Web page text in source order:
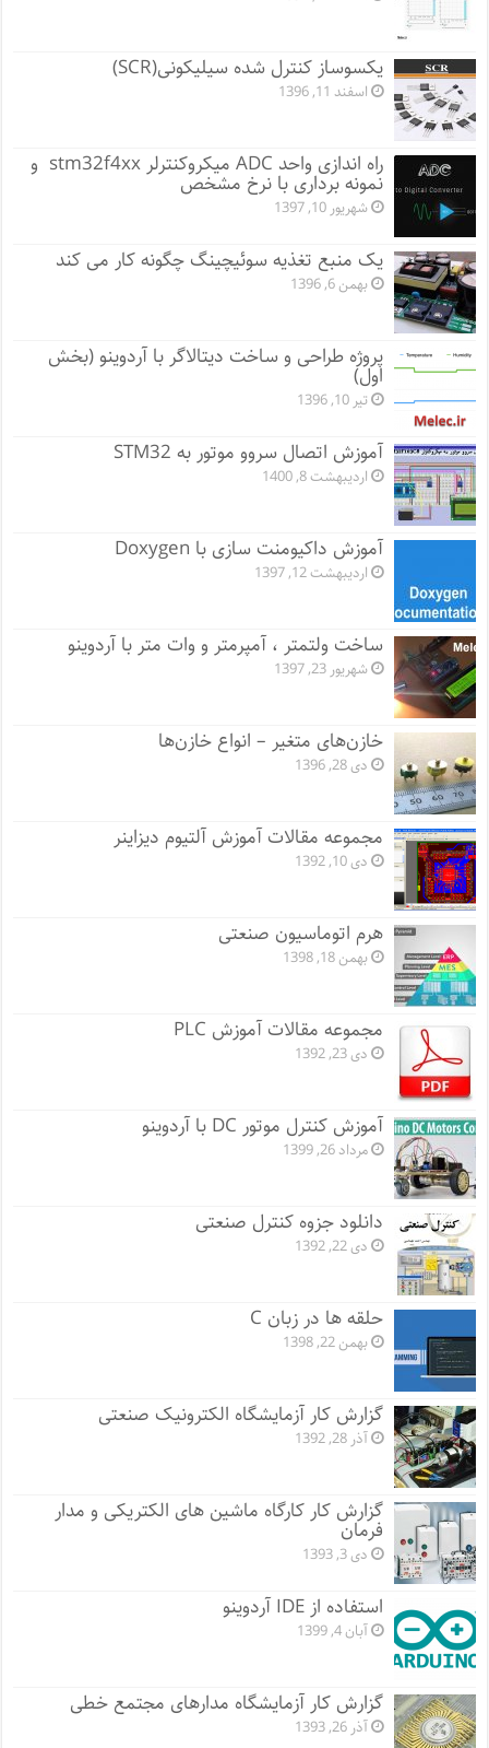
یکسوساز کنترل شده سیلیکونی(SCR)
اسفند 11, 1396
راه اندازی واحد ADC میکروکنترلر stm32f4xx و
نمونه برداری با نرخ مشخص
شهریور 10, 1397
یک منبع تغذیه سوئیچینگ چگونه کار می کند
بهمن 6, 1396
پروژه طراحی و ساخت دیتالاگر با آردوینو (بخش
اول)
تیر 10, 1396
آموزش اتصال سروو موتور به STM32
اردیبهشت 8, 1400
آموزش داکیومنت سازی با Doxygen
اردیبهشت 12, 1397
ساخت ولتمتر ، آمپرمتر و وات متر با آردوینو
شهریور 23, 1397
خازن‌های متغیر – انواع خازن‌ها
دی 28, 1396
مجموعه مقالات آموزش آلتیوم دیزاینر
دی 10, 1392
هرم اتوماسیون صنعتی
بهمن 18, 1398
مجموعه مقالات آموزش PLC
دی 23, 1392
آموزش کنترل موتور DC با آردوینو
مرداد 26, 1399
دانلود جزوه کنترل صنعتی
دی 22, 1392
حلقه ها در زبان C
بهمن 22, 1398
گزارش کار آزمایشگاه الکترونیک صنعتی
آذر 28, 1392
گزارش کار کارگاه ماشین های الکتریکی و مدار
فرمان
دی 3, 1393
استفاده از IDE آردوینو
آبان 4, 1399
گزارش کار آزمایشگاه مدارهای مجتمع خطی
آذر 26, 1393